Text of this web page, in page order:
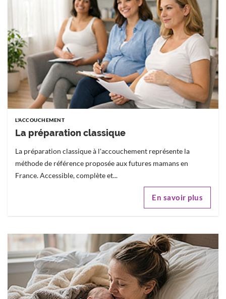
L'ACCOUCHEMENT
La préparation classique
La préparation classique à l'accouchement représente la
méthode de référence proposée aux futures mamans en
France. Accessible, complète et...
En savoir plus